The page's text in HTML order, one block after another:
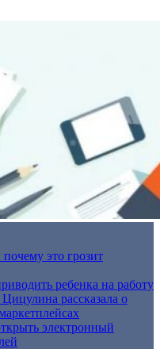
это грозит
ребенка на работу
рассказала о
электронный